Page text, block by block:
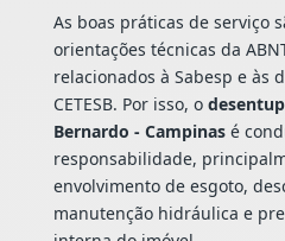
As boas práticas de serviço
orientações técnicas da
relacionados à Sabesp e às
CETESB. Por isso, o
Bernardo - Campinasé
responsabilidade,
envolvimento de esgoto,
manutenção hidráulica e